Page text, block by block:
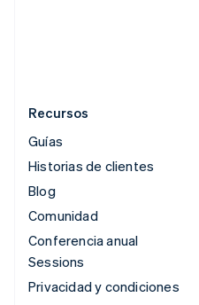
Recursos
Guías
Historias de clientes
Blog
Comunidad
Conferencia anual
Sessions
Privacidad y condiciones